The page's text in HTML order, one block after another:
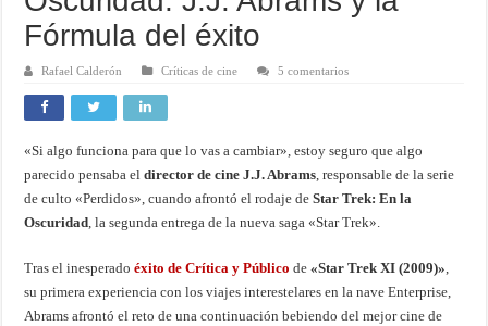
‘Supergirl’. De 7’5 con fresquito
Fórmula del éxito
Rafael Calderón Críticas de cine 5 comentarios
«Si algo funciona para que lo vas a cambiar», estoy seguro que algo
parecido pensaba el director de cine J.J. Abrams, responsable de la serie
de culto «Perdidos», cuando afrontó el rodaje deStar Trek: En la
Oscuridad, la segunda entrega de la nueva saga «Star Trek».
Tras el inesperadoéxito de Crítica y Público de «Star Trek XI (2009)»,
su primera experiencia con los viajes interestelares en la nave Enterprise,
Abrams afrontó el reto de una continuación bebiendo del mejor cine de